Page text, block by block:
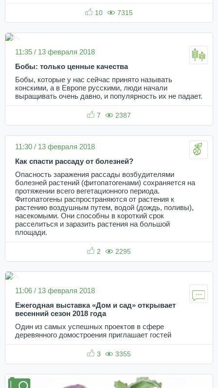
10 7315
11:35 / 13 февраля 2018
Бобы: только ценные качества
Бобы, которые у нас сейчас принято называть
конскими, а в Европе русскими, люди начали
выращивать очень давно, и популярность их не падает.
7 2387
11:30 / 13 февраля 2018
Как спасти рассаду от болезней?
Опасность заражения рассады возбудителями
болезней растений (фитопатогенами) сохраняется на
протяжении всего вегетационного периода.
Фитопатогены распространяются от растения к
растению воздушным путем, водой (дождь, поливы),
насекомыми. Они способны в короткий срок
расселиться и заразить растения на большой
площади.
2 2295
11:06 / 13 февраля 2018
Ежегодная выставка «Дом и сад» открывает
весенний сезон 2018 года
Один из самых успешных проектов в сфере
деревянного домостроения приглашает гостей
3 3355